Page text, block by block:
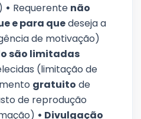
• Requerente não
e para quedeseja a
de motivação)
são limitadas
(limitação de
gratuito de
de reprodução
• Divulgação